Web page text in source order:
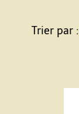
Trier par :